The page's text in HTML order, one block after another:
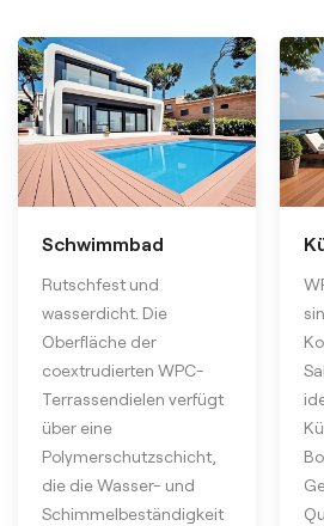
Schwimmbad
Rutschfest und
wasserdicht. Die
Oberfläche der
coextrudierten WPC-
Terrassendielen verfügt
über eine
Polymerschutzschicht,
die die Wasser- und
Schimmelbeständigkeit